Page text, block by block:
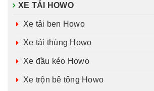
XE TẢI HOWO
Xe tải ben Howo
Xe tải thùng Howo
Xe đầu kéo Howo
Xe trộn bê tông Howo